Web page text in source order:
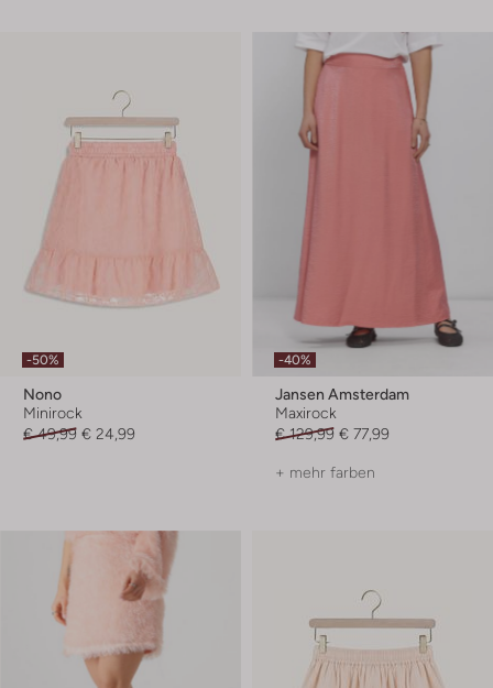
-50%
Nono
Minirock
€ 49,99 € 24,99
-40%
Jansen Amsterdam
Maxirock
€ 129,99 € 77,99
+ mehr farben